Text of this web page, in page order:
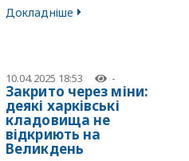
Докладніше
10.04.2025 18:53 -
Закрито через міни:
деякі харківські
кладовища не
відкриють на
Великдень